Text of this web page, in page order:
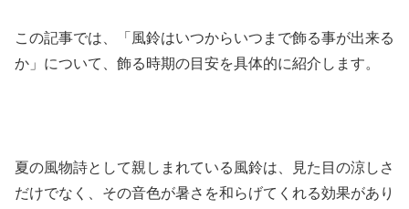
この記事では、「風鈴はいつからいつまで飾る事が出来る
か」について、飾る時期の目安を具体的に紹介します。
夏の風物詩として親しまれている風鈴は、見た目の涼しさ
だけでなく、その音色が暑さを和らげてくれる効果があり